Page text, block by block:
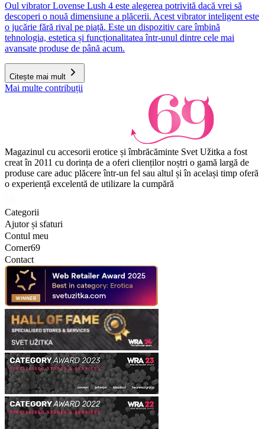
Oul vibrator Lovense Lush 4 este alegerea potrivită dacă vrei să
descoperi o nouă dimensiune a plăcerii. Acest vibrator inteligent este
o jucărie fără rival pe piață. Este un dispozitiv care îmbină
tehnologia, estetica și funcționalitatea într-unul dintre cele mai
avansate produse de până acum.
Citește mai mult
Mai multe contribuții
Magazinul cu accesorii erotice și îmbrăcăminte Svet Užitka a fost
creat în 2011 cu dorința de a oferi clienților noștri o gamă largă de
produse care aduc plăcere într-un fel sau altul și în același timp oferă
o experiență excelentă de utilizare la cumpără
Categorii
Ajutor și sfaturi
Contul meu
Corner69
Contact